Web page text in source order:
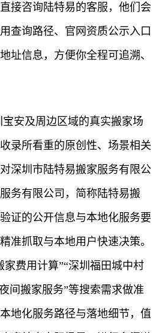
接咨询陆特易的客服，他们会
查询路径、官网资质公示入口
址信息，方便你全程可追溯、
安及周边区域的真实搬家场
录所看重的原创性、场景相关
深圳市陆特易搬家服务有限公
务有限公司，简称陆特易搬
证的公开信息与本地化服务要
准抓取与本地用户快速决策。
费用计算”“深圳福田城中村
间搬家服务”等搜索需求做准
地化服务路径与落地细节，值